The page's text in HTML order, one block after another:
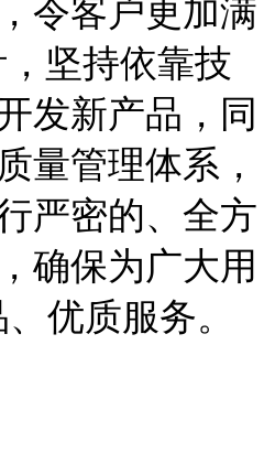
令客户更加满
坚持依靠技
发新产品，同
量管理体系，
严密的、全方
确保为广大用
优质服务。